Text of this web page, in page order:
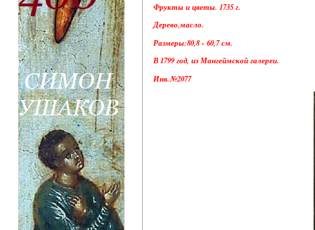
Фрукты и цветы. 1735 г.
Дерево,масло.
Размеры:80,8 - 60,7 см.
В 1799 год, из Мангеймской галереи.
Инв.№2077